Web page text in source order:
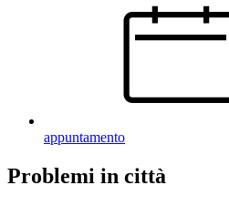
appuntamento
Problemi in città